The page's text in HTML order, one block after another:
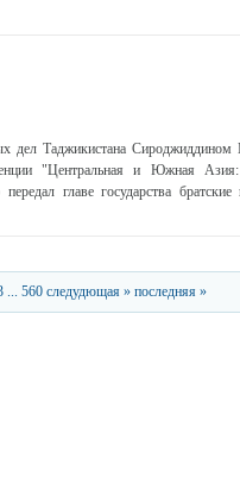
дел Таджикистана
"Центральная и Южная Азия:
главе государства братские
... 560 следудющая » последняя »